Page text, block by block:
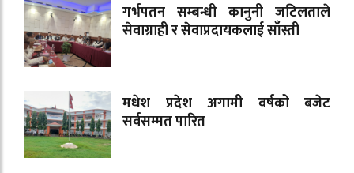
गर्भपतन सम्बन्धी कानुनी जटिलताले
सेवाग्राही र सेवाप्रदायकलाई साँस्ती
मधेश प्रदेश अगामी वर्षको बजेट
सर्वसम्मत पारित